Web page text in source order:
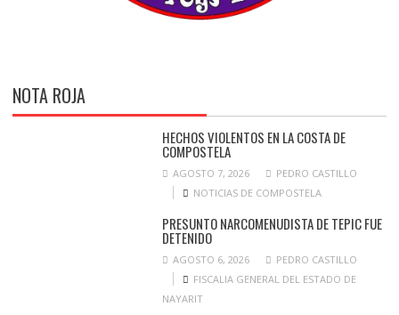
NOTA ROJA
HECHOS VIOLENTOS EN LA COSTA DE
COMPOSTELA
AGOSTO 7, 2026
PEDRO CASTILLO
NOTICIAS DE COMPOSTELA
PRESUNTO NARCOMENUDISTA DE TEPIC FUE
DETENIDO
AGOSTO 6, 2026
PEDRO CASTILLO
FISCALIA GENERAL DEL ESTADO DE
NAYARIT